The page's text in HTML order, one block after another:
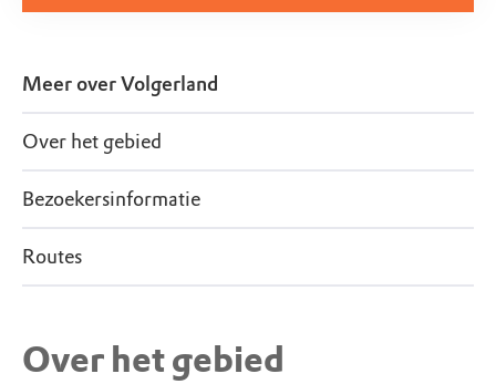
Meer overVolgerland
Over het gebied
Bezoekersinformatie
Routes
Over het gebied